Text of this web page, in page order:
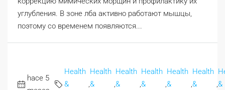
углубления. В зоне лба активно работают мышцы,
поэтому со временем появляются...
hace 5
Health
&
,
Health
&
,
Health
&
,
Health
&
,
Health
&
,
Health
&
,&